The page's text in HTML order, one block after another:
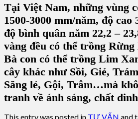
Tại Việt Nam, những vùng
1500-3000 mm/năm, độ cao
độ bình quân năm 22,2 –
vàng đều có thể trồng
Bà con có thể trồng Lim
cây khác như Sồi, Giẻ,
Săng lẻ, Gội, Trâm…mà
tranh về ánh sáng, chất
This entry was posted in TƯ VẤN and